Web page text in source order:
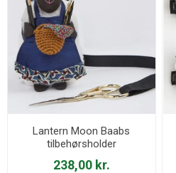
Lantern Moon Baabs
tilbehørsholder
238,00 kr.